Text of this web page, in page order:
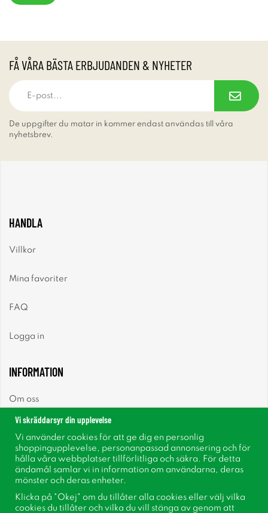
FÅ VÅRA BÄSTA ERBJUDANDEN & NYHETER
De uppgifter du matar in kommer endast användas till våra
nyhetsbrev.
HANDLA
Villkor
Mina favoriter
FAQ
Logga in
INFORMATION
Om oss
Nyhetsbrev
Om cookies
Vi skräddarsyr din upplevelse
Vi använder cookies för att ge dig en personlig
shoppingupplevelse, personanpassad annonsering och för
hålla våra webbplatser tillförlitliga och säkra. För detta
ändamål samlar vi in information om användarna, deras
mönster och deras enheter.
Klicka på "Okej" om du tillåter alla cookies eller välj vilka
cookies du tillåter och vilka du vill stänga av genom att